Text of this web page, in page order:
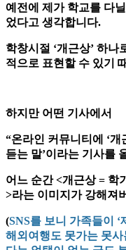
예전에 제가 학교를 다
었다고 생각합니다.
학창시절 ‘개근상’ 하
적으로 표현할 수 있기
하지만 어떤 기사에서
“온라인 커뮤니티에 ‘
듣는 말’이라는 기사를
어느 순간 <개근상 = 학
>라는 이미지가 강해져
(SNS를 보니 가족들이 ‘
해외여행도 못가는 못사